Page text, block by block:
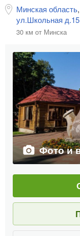
Минская область,
ул.Школьная д.15
30 км от Минска
Фото и